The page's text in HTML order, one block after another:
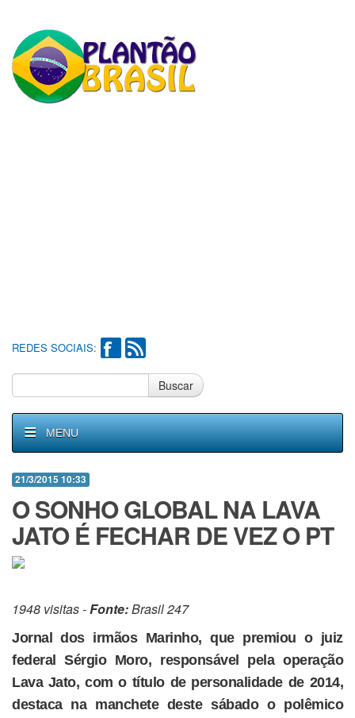
REDES SOCIAIS:
Buscar
MENU
21/3/2015 10:33
O SONHO GLOBAL NA LAVA
JATO É FECHAR DE VEZ O PT
1948 visitas -Fonte:Brasil 247
Jornal dos irmãos Marinho, que premiou o juiz
federal Sérgio Moro, responsável pela operação
Lava Jato, com o título de personalidade de 2014,
destaca na manchete deste sábado o polêmico